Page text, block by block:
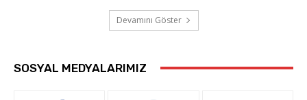
Devamını Göster
SOSYAL MEDYALARIMIZ